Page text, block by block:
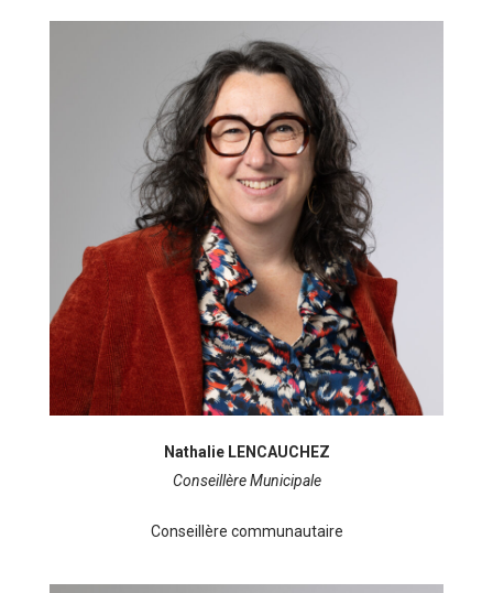
Nathalie LENCAUCHEZ
Conseillère Municipale
Conseillère communautaire